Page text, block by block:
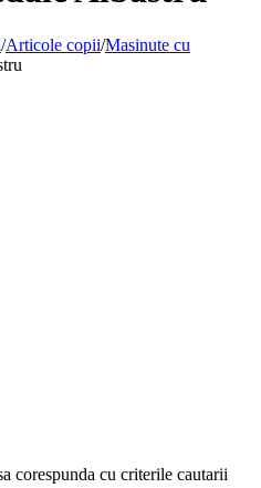
/Articole copii/Masinute cu
corespunda cu criterile cautarii